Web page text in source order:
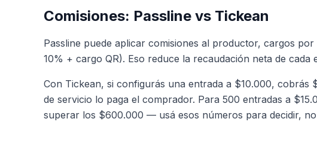
Comisiones: Passline vs Tickean
Passline puede aplicar comisiones al productor, cargos
10% + cargo QR). Eso reduce la recaudación neta de cada
Con Tickean, si configurás una entrada a $10.000, cobrás
de servicio lo paga el comprador. Para 500 entradas a
superar los $600.000 — usá esos números para decidir,